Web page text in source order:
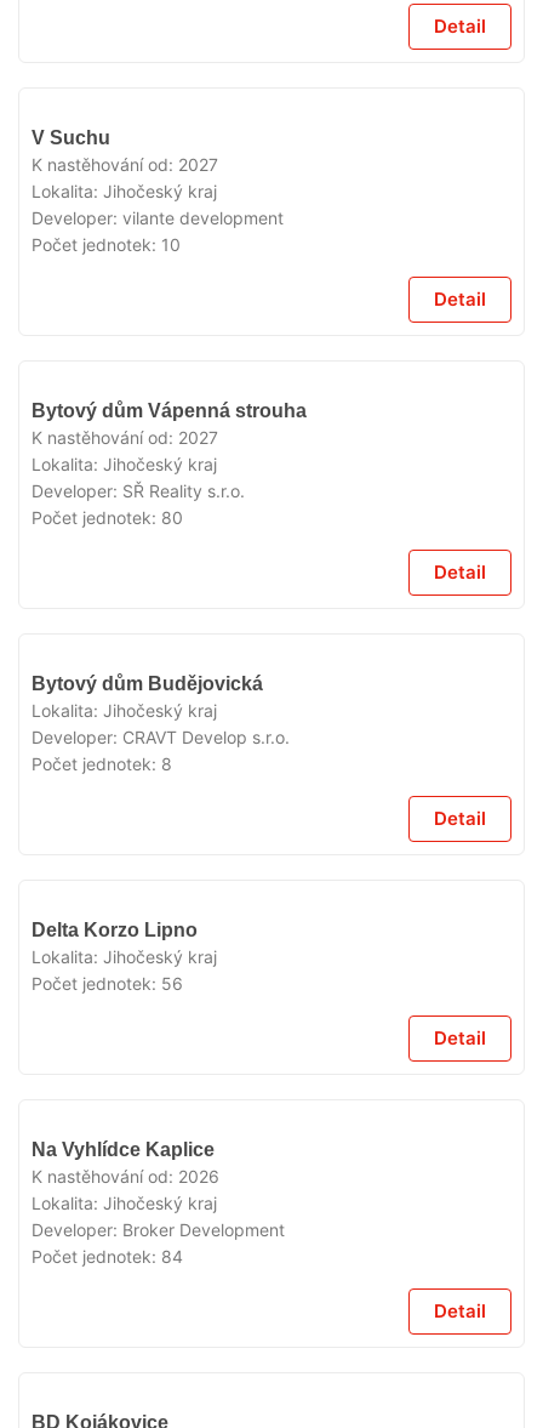
Detail
V Suchu
K nastěhování od: 2027
Lokalita: Jihočeský kraj
Developer: vilante development
Počet jednotek: 10
Detail
Bytový dům Vápenná strouha
K nastěhování od: 2027
Lokalita: Jihočeský kraj
Developer: SŘ Reality s.r.o.
Počet jednotek: 80
Detail
Bytový dům Budějovická
Lokalita: Jihočeský kraj
Developer: CRAVT Develop s.r.o.
Počet jednotek: 8
Detail
Delta Korzo Lipno
Lokalita: Jihočeský kraj
Počet jednotek: 56
Detail
Na Vyhlídce Kaplice
K nastěhování od: 2026
Lokalita: Jihočeský kraj
Developer: Broker Development
Počet jednotek: 84
Detail
BD Kojákovice